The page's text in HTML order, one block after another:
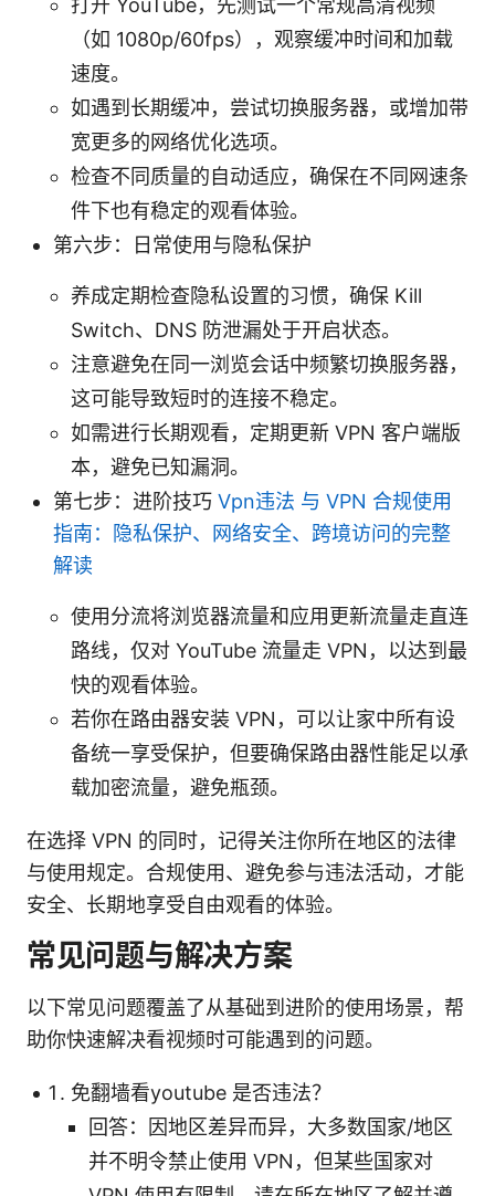
打开 YouTube，先测试一个常规高清视频
（如 1080p/60fps），观察缓冲时间和加载
速度。
如遇到长期缓冲，尝试切换服务器，或增加带
宽更多的网络优化选项。
检查不同质量的自动适应，确保在不同网速条
件下也有稳定的观看体验。
第六步：日常使用与隐私保护
养成定期检查隐私设置的习惯，确保 Kill
Switch、DNS 防泄漏处于开启状态。
注意避免在同一浏览会话中频繁切换服务器，
这可能导致短时的连接不稳定。
如需进行长期观看，定期更新 VPN 客户端版
本，避免已知漏洞。
第七步：进阶技巧 Vpn违法 与 VPN 合规使用
指南：隐私保护、网络安全、跨境访问的完整
解读
使用分流将浏览器流量和应用更新流量走直连
路线，仅对 YouTube 流量走 VPN，以达到最
快的观看体验。
若你在路由器安装 VPN，可以让家中所有设
备统一享受保护，但要确保路由器性能足以承
载加密流量，避免瓶颈。
在选择 VPN 的同时，记得关注你所在地区的法律
与使用规定。合规使用、避免参与违法活动，才能
安全、长期地享受自由观看的体验。
常见问题与解决方案
以下常见问题覆盖了从基础到进阶的使用场景，帮
助你快速解决看视频时可能遇到的问题。
免翻墙看youtube 是否违法？
回答：因地区差异而异，大多数国家/地区
并不明令禁止使用 VPN，但某些国家对